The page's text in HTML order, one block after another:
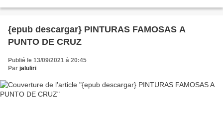
{epub descargar} PINTURAS FAMOSAS A
PUNTO DE CRUZ
Publié le 13/09/2021 à 20:45
Par jaluliri